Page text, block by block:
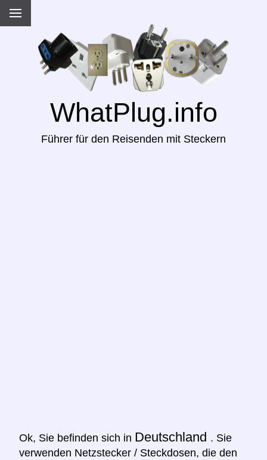
WhatPlug.info
Führer für den Reisenden mit Steckern
Ok, Sie befinden sich in Deutschland . Sie
verwenden Netzstecker / Steckdosen, die den